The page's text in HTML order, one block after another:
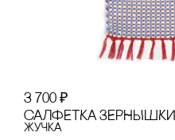
3 700 ₽
сАЛФЕТКА ЗЕРНЫШКИ
Жучка